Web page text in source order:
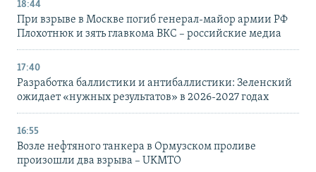
18:44
При взрыве в Москве погиб генерал-майор армии РФ
Плохотнюк и зять главкома ВКС – российские медиа
17:40
Разработка баллистики и антибаллистики: Зеленский
ожидает «нужных результатов» в 2026-2027 годах
16:55
Возле нефтяного танкера в Ормузском проливе
произошли два взрыва – UKMTO